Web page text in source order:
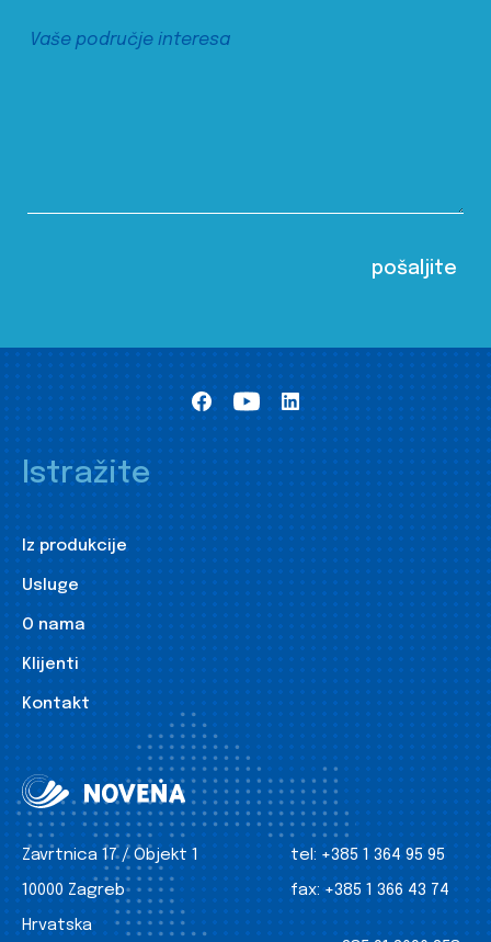
Istražite
Iz produkcije
Usluge
O nama
Klijenti
Kontakt
Zavrtnica 17 / Objekt 1
10000 Zagreb
Hrvatska
tel: +385 1 364 95 95
fax: +385 1 366 43 74